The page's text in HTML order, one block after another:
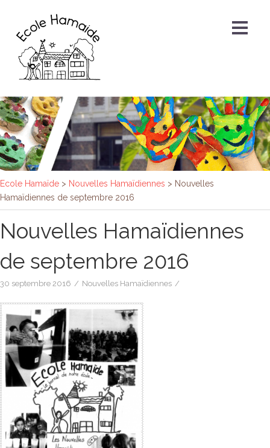
Ecole Hamaïde > Nouvelles Hamaïdiennes > Nouvelles
Hamaïdiennes de septembre 2016
Nouvelles Hamaïdiennes
de septembre 2016
30 septembre 2016 / Nouvelles Hamaïdiennes /